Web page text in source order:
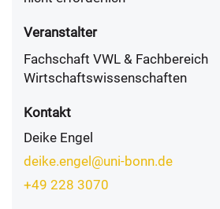
Veranstalter
Fachschaft VWL & Fachbereich
Wirtschaftswissenschaften
Kontakt
Deike Engel
deike.engel@uni-bonn.de
+49 228 3070